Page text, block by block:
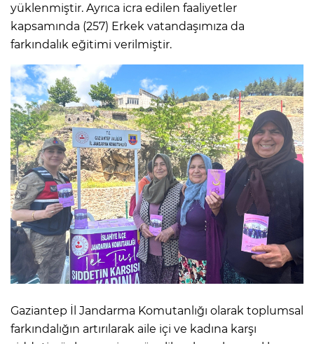
yüklenmiştir. Ayrıca icra edilen faaliyetler
kapsamında (257) Erkek vatandaşımıza da
farkındalık eğitimi verilmiştir.
Gaziantep İl Jandarma Komutanlığı olarak toplumsal
farkındalığın artırılarak aile içi ve kadına karşı